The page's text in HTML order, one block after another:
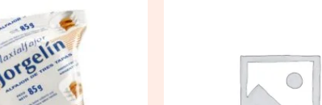
precios:
desde
$ 1.379,00
hasta
$ 31.000,00